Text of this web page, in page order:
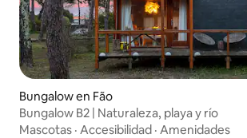
Bungalow en Fão
Bungalow B2 | Naturaleza, playa y río
Mascotas · Accesibilidad · Amenidades